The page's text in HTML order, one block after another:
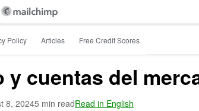
Policy Articles Free Credit Scores
y cuentas del
8, 20245 min readRead in English